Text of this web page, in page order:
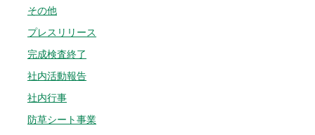
その他
プレスリリース
完成検査終了
社内活動報告
社内行事
防草シート事業